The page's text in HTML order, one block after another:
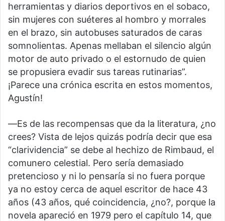
herramientas y diarios deportivos en el sobaco,
sin mujeres con suéteres al hombro y morrales
en el brazo, sin autobuses saturados de caras
somnolientas. Apenas mellaban el silencio algún
motor de auto privado o el estornudo de quien
se propusiera evadir sus tareas rutinarias”.
¡Parece una crónica escrita en estos momentos,
Agustín!
―Es de las recompensas que da la literatura, ¿no
crees? Vista de lejos quizás podría decir que esa
“clarividencia” se debe al hechizo de Rimbaud, el
comunero celestial. Pero sería demasiado
pretencioso y ni lo pensaría si no fuera porque
ya no estoy cerca de aquel escritor de hace 43
años (43 años, qué coincidencia, ¿no?, porque la
novela apareció en 1979 pero el capítulo 14, que